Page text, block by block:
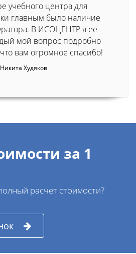
учебного центра для
главным было наличие
В ИСОЦЕНТР я ее
мой вопрос подробно
вам огромное спасибо!
Никита Худяков
за 1
расчет стоимости?